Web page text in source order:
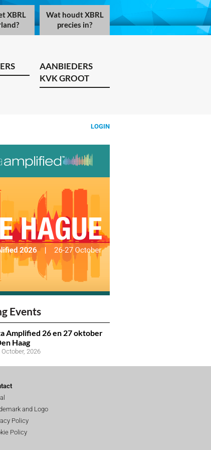
XBRL
Wat houdt XBRL
precies in?
AANBIEDERS
KVK GROOT
LOGIN
Events
Amplified 26 en 27 oktober
Haag
2026
and Logo
Policy
Policy